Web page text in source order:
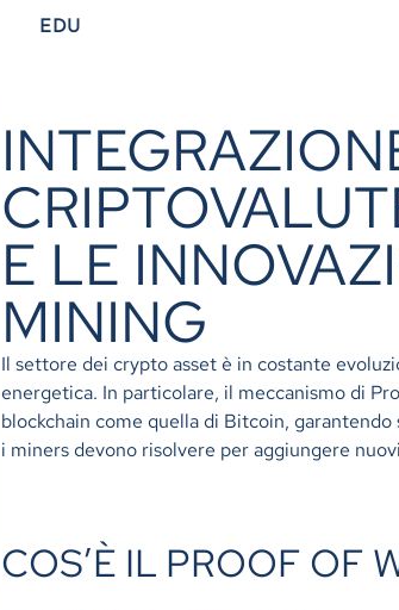
EDU
E LE
MINING
Il settore dei crypto asset è in costante
energetica. In particolare, il meccanismo di
blockchain come quella di Bitcoin,
i miners devono risolvere per aggiungere
COS’È IL PROOF OF